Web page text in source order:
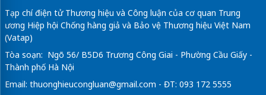
Tạp chí điện tử Thương hiệu và Công luận của cơ quan Trung
ương Hiệp hội Chống hàng giả và Bảo vệ Thương hiệu Việt Nam
(Vatap)
Tòa soạn: Ngõ 56/ B5D6 Trương Công Giai - Phường Cầu Giấy -
Thành phố Hà Nội
Email: thuonghieucongluan@gmail.com - ĐT: 093 172 5555